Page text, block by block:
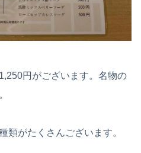
円がございます。名物の
類がたくさんございます。